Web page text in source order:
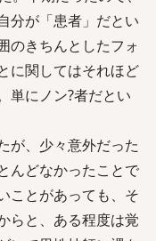
分が「患者」だとい
のきちんとしたフォ
に関してはそれほど
単にノン?者だとい
が、少々意外だった
んどなかったことで
ことがあっても、そ
らと、ある程度は覚